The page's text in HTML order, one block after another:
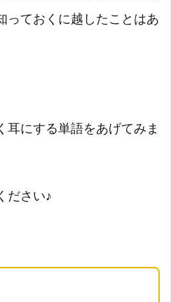
っておくに越したことはあ
耳にする単語をあげてみま
ださい♪